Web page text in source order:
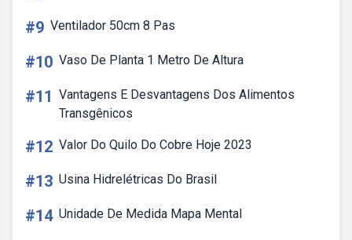
#9 Ventilador 50cm 8 Pas
#10 Vaso De Planta 1 Metro De Altura
#11 Vantagens E Desvantagens Dos Alimentos
Transgênicos
#12 Valor Do Quilo Do Cobre Hoje 2023
#13 Usina Hidrelétricas Do Brasil
#14 Unidade De Medida Mapa Mental